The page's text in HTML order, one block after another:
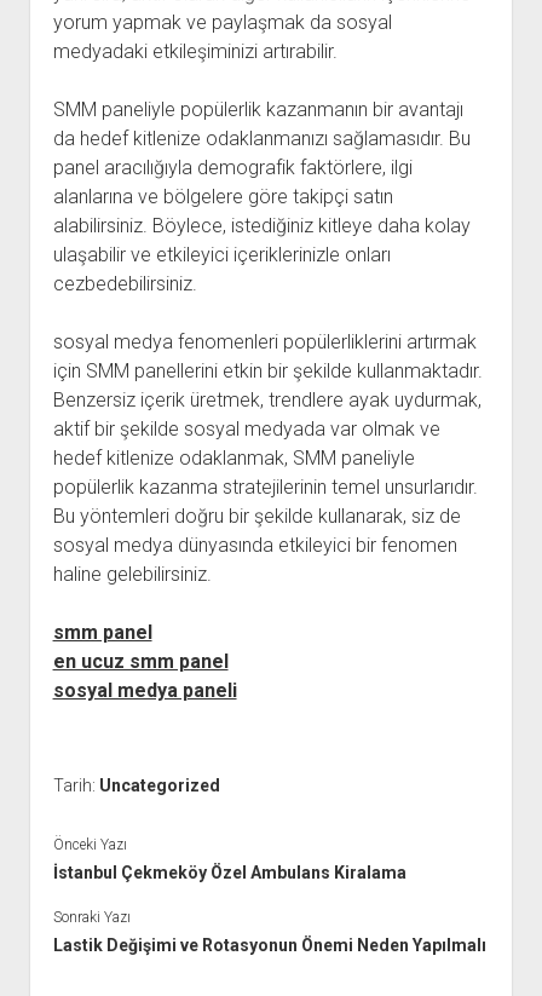
yorum yapmak ve paylaşmak da sosyal
medyadaki etkileşiminizi artırabilir.
SMM paneliyle popülerlik kazanmanın bir avantajı
da hedef kitlenize odaklanmanızı sağlamasıdır. Bu
panel aracılığıyla demografik faktörlere, ilgi
alanlarına ve bölgelere göre takipçi satın
alabilirsiniz. Böylece, istediğiniz kitleye daha kolay
ulaşabilir ve etkileyici içeriklerinizle onları
cezbedebilirsiniz.
sosyal medya fenomenleri popülerliklerini artırmak
için SMM panellerini etkin bir şekilde kullanmaktadır.
Benzersiz içerik üretmek, trendlere ayak uydurmak,
aktif bir şekilde sosyal medyada var olmak ve
hedef kitlenize odaklanmak, SMM paneliyle
popülerlik kazanma stratejilerinin temel unsurlarıdır.
Bu yöntemleri doğru bir şekilde kullanarak, siz de
sosyal medya dünyasında etkileyici bir fenomen
haline gelebilirsiniz.
smm panel
en ucuz smm panel
sosyal medya paneli
Tarih: Uncategorized
Önceki Yazı
İstanbul Çekmeköy Özel Ambulans Kiralama
Sonraki Yazı
Lastik Değişimi ve Rotasyonun Önemi Neden Yapılmalı